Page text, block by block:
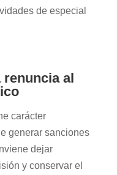
de especial
renuncia al
carácter
generar sanciones
dejar
y conservar el